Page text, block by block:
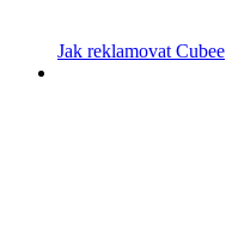
Jak reklamovat Cubee